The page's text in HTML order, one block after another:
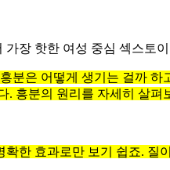
가장 핫한 여성 중심 섹스토
분은 어떻게 생기는 걸까
. 흥분의 원리를 자세히 살
한 효과로만 보기 쉽죠.